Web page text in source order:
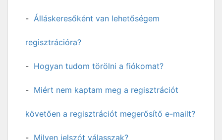
Álláskeresőként van lehetőségem
regisztrációra?
Hogyan tudom törölni a fiókomat?
Miért nem kaptam meg a regisztrációt
követően a regisztrációt megerősítő e-mailt?
Milyen jelszót válasszak?